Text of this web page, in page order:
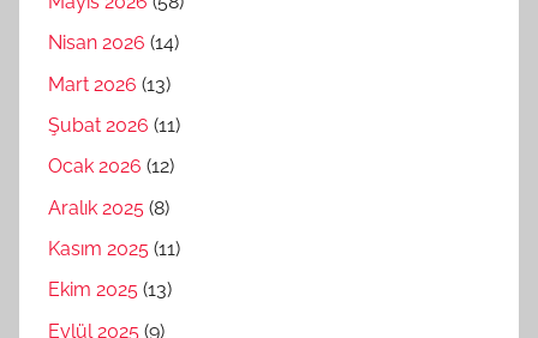
Nisan 2026 (14)
Mart 2026 (13)
Şubat 2026 (11)
Ocak 2026 (12)
Aralık 2025 (8)
Kasım 2025 (11)
Ekim 2025 (13)
Eylül 2025 (9)